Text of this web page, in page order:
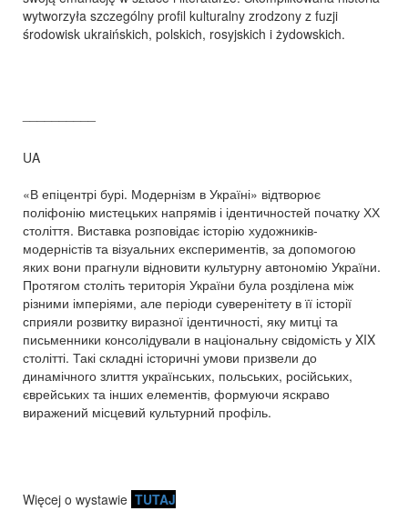
wytworzyła szczególny profil kulturalny zrodzony z fuzji
środowisk ukraińskich, polskich, rosyjskich i żydowskich.
UA
«В епіцентрі бурі. Модернізм в Україні» відтворює
поліфонію мистецьких напрямів і ідентичностей початку ХХ
століття. Виставка розповідає історію художників-
модерністів та візуальних експериментів, за допомогою
яких вони прагнули відновити культурну автономію України.
Протягом століть територія України була розділена між
різними імперіями, але періоди суверенітету в її історії
сприяли розвитку виразної ідентичності, яку митці та
письменники консолідували в національну свідомість у XIX
столітті. Такі складні історичні умови призвели до
динамічного злиття українських, польських, російських,
єврейських та інших елементів, формуючи яскраво
виражений місцевий культурний профіль.
Więcej o wystawie TUTAJ